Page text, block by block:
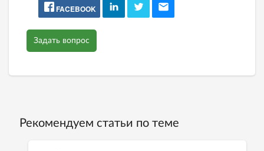
FACEBOOK
Задать вопрос
Рекомендуем статьи по теме